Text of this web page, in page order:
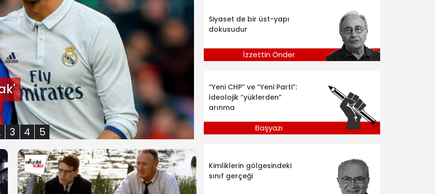
3 4 5
Siyaset de bir üst-yapı
dokusudur
İzzettin Önder
“Yeni CHP” ve “Yeni Parti”:
İdeolojik “yüklerden”
arınma
Başyazı
Kimliklerin gölgesindeki
sınıf gerçeği